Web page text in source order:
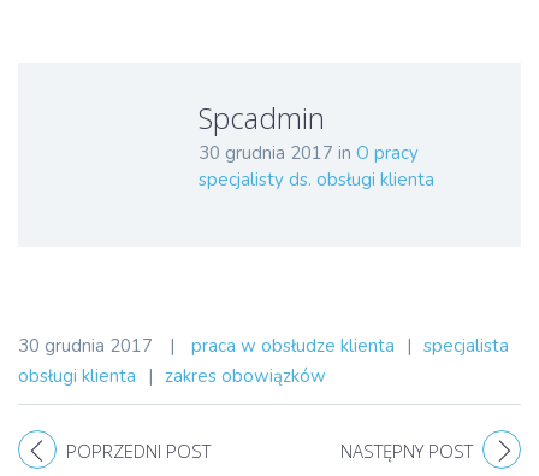
Spcadmin
30 grudnia 2017 in O pracy
specjalisty ds. obsługi klienta
30 grudnia 2017 | praca w obsłudze klienta | specjalista
obsługi klienta | zakres obowiązków
POPRZEDNI POST NASTĘPNY POST